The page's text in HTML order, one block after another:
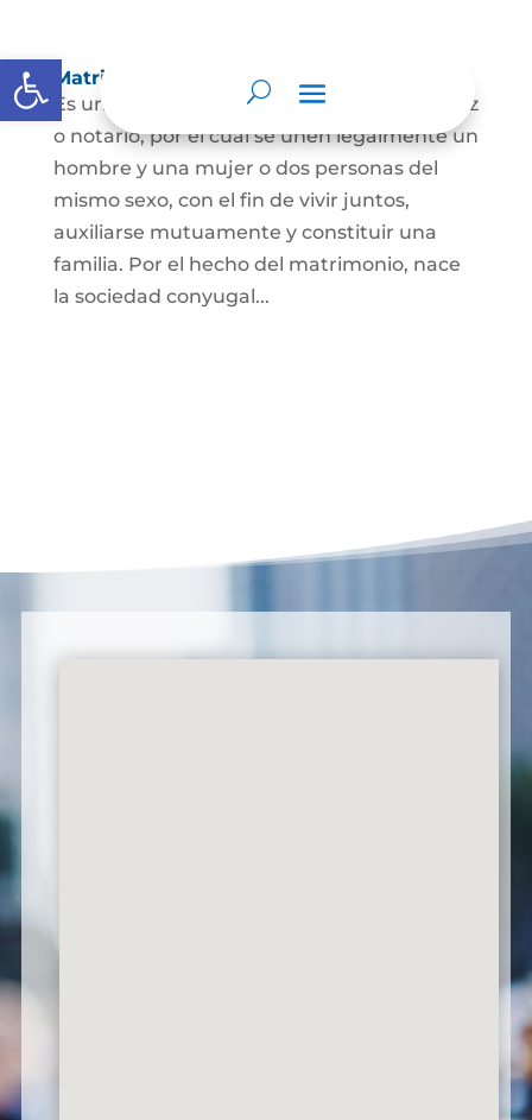
Abrir barra de herramientas
Matrimonio Civil
Es un contrato solemne celebrado ante juez
o notario, por el cual se unen legalmente un
hombre y una mujer o dos personas del
mismo sexo, con el fin de vivir juntos,
auxiliarse mutuamente y constituir una
familia. Por el hecho del matrimonio, nace
la sociedad conyugal...